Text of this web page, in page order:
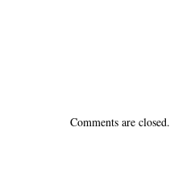
Comments are closed.